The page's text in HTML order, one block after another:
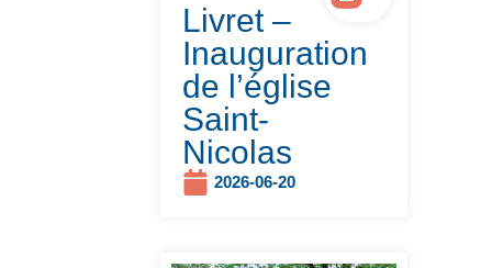
2026-06-20
Livret –
Inauguration
de l’église
Saint-
Nicolas